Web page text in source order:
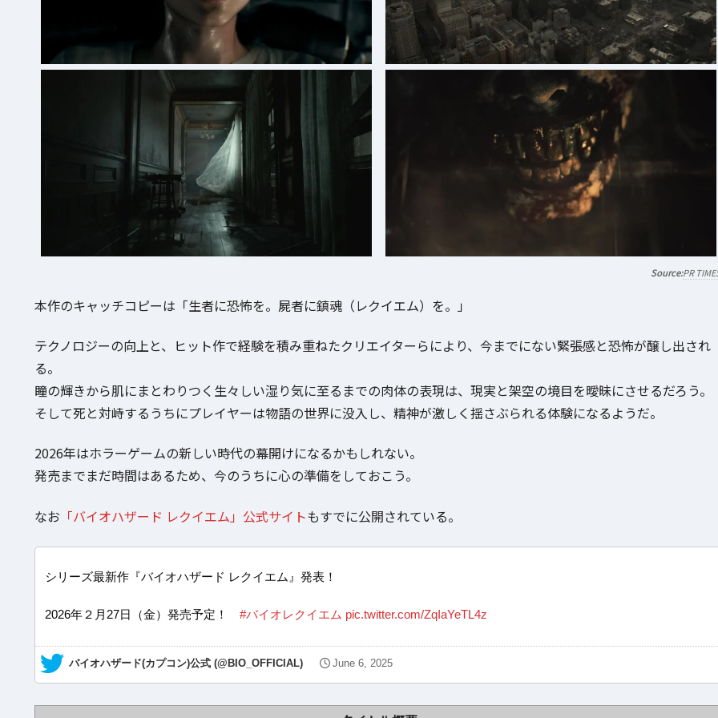
PR
本作のキャッチコピーは「生者に恐怖を。屍者に鎮魂（レクイエム）を。」
テクノロジーの向上と、ヒット作で経験を積み重ねたクリエイターらにより、今までにない緊張感と恐怖が醸し出され
る。
瞳の輝きから肌にまとわりつく生々しい湿り気に至るまでの肉体の表現は、現実と架空の境目を曖昧にさせるだろう。
そして死と対峙するうちにプレイヤーは物語の世界に没入し、精神が激しく揺さぶられる体験になるようだ。
2026年はホラーゲームの新しい時代の幕開けになるかもしれない。
発売までまだ時間はあるため、今のうちに心の準備をしておこう。
なお 「バイオハザード レクイエム」公式サイトもすでに公開されている。
シリーズ最新作『バイオハザード レクイエム』発表！
2026年２月27日（金）発売予定！ #バイオレクイエム pic.twitter.com/ZqIaYeTL4z
— バイオハザード(カプコン)公式 (@BIO_OFFICIAL) June 6, 2025